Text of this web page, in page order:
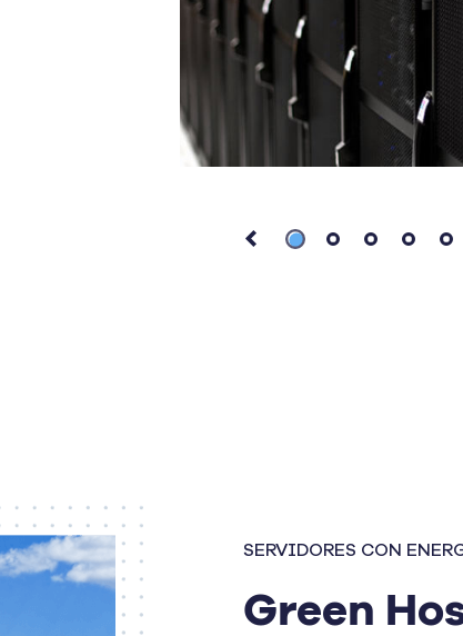
SERVIDORES CON
Green